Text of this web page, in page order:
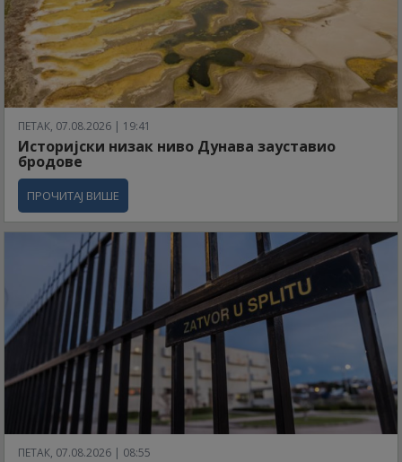
ПЕТАК, 07.08.2026 | 19:41
Историјски низак ниво Дунава зауставио
бродове
ПРОЧИТАЈ ВИШЕ
ПЕТАК, 07.08.2026 | 08:55